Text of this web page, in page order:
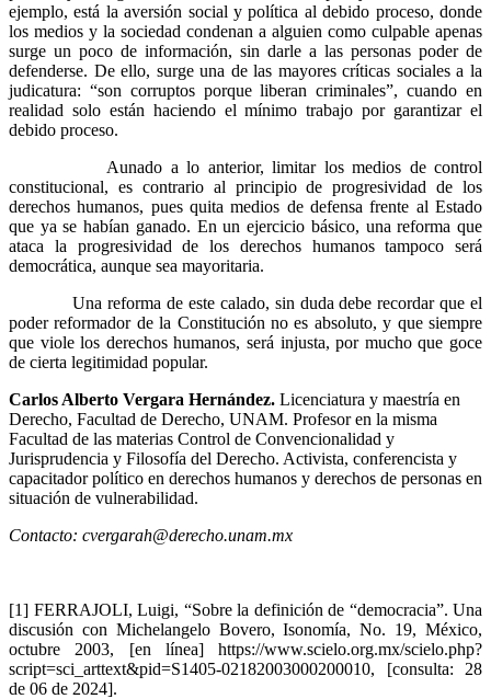
ejemplo, está la aversión social y política al debido proceso, donde
los medios y la sociedad condenan a alguien como culpable apenas
surge un poco de información, sin darle a las personas poder de
defenderse. De ello, surge una de las mayores críticas sociales a la
judicatura: “son corruptos porque liberan criminales”, cuando en
realidad solo están haciendo el mínimo trabajo por garantizar el
debido proceso.
Aunado a lo anterior, limitar los medios de control
constitucional, es contrario al principio de progresividad de los
derechos humanos, pues quita medios de defensa frente al Estado
que ya se habían ganado. En un ejercicio básico, una reforma que
ataca la progresividad de los derechos humanos tampoco será
democrática, aunque sea mayoritaria.
Una reforma de este calado, sin duda debe recordar que el
poder reformador de la Constitución no es absoluto, y que siempre
que viole los derechos humanos, será injusta, por mucho que goce
de cierta legitimidad popular.
Carlos Alberto Vergara Hernández. Licenciatura y maestría en
Derecho, Facultad de Derecho, UNAM. Profesor en la misma
Facultad de las materias Control de Convencionalidad y
Jurisprudencia y Filosofía del Derecho. Activista, conferencista y
capacitador político en derechos humanos y derechos de personas en
situación de vulnerabilidad.
Contacto: cvergarah@derecho.unam.mx
[1] FERRAJOLI, Luigi, “Sobre la definición de “democracia”. Una
discusión con Michelangelo Bovero, Isonomía, No. 19, México,
octubre 2003, [en línea] https://www.scielo.org.mx/scielo.php?
script=sci_arttext&pid=S1405-02182003000200010, [consulta: 28
de 06 de 2024].